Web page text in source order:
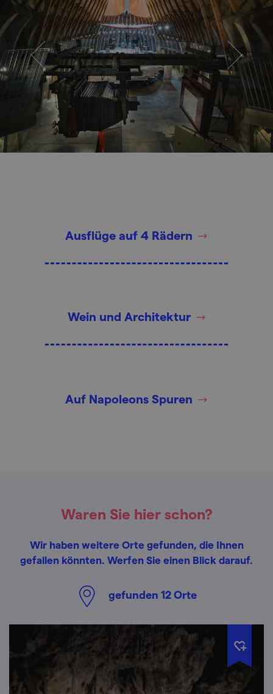
Ausflüge auf 4 Rädern
Wein und Architektur
Auf Napoleons Spuren
Waren Sie hier schon?
Wir haben weitere Orte gefunden, die Ihnen
gefallen könnten. Werfen Sie einen Blick darauf.
gefunden 12Orte